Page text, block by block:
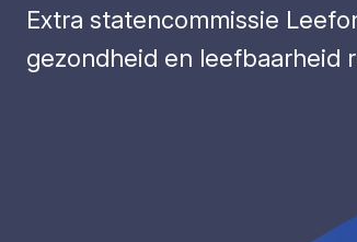
Extra statencommissie
gezondheid en leefbaarheid